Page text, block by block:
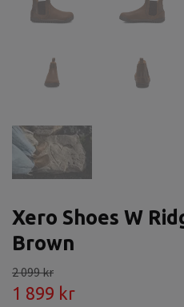
Xero Shoes W
Brown
2 099 kr
1 899 kr